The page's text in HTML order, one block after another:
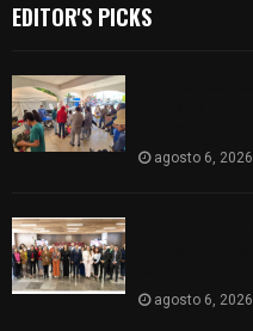
EDITOR'S PICKS
agosto 6, 2026
agosto 6, 2026